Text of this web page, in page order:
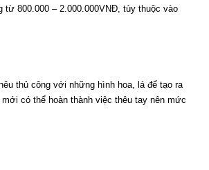
800.000 – 2.000.000VNĐ, tùy thuộc vào
thủ công với những hình hoa, lá để tạo ra
có thể hoàn thành việc thêu tay nên mức